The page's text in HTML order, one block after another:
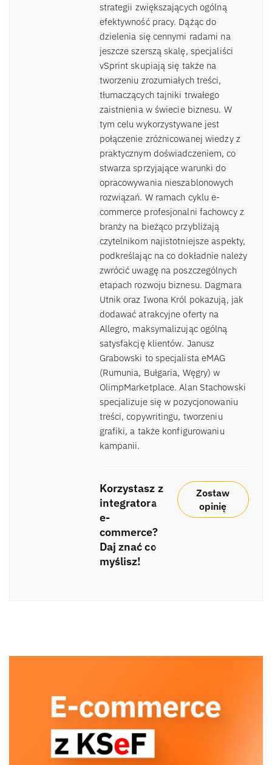
strategii zwiększających ogólną
efektywność pracy. Dążąc do
dzielenia się cennymi radami na
jeszcze szerszą skalę, specjaliści
vSprint skupiają się także na
tworzeniu zrozumiałych treści,
tłumaczących tajniki trwałego
zaistnienia w świecie biznesu. W
tym celu wykorzystywane jest
połączenie zróżnicowanej wiedzy z
praktycznym doświadczeniem, co
stwarza sprzyjające warunki do
opracowywania nieszablonowych
rozwiązań. W ramach cyklu e-
commerce profesjonalni fachowcy z
branży na bieżąco przybliżają
czytelnikom najistotniejsze aspekty,
podkreślając na co dokładnie należy
zwrócić uwagę na poszczególnych
etapach rozwoju biznesu. Dagmara
Utnik oraz Iwona Król pokazują, jak
dodawać atrakcyjne oferty na
Allegro, maksymalizując ogólną
satysfakcję klientów. Janusz
Grabowski to specjalista eMAG
(Rumunia, Bułgaria, Węgry) w
OlimpMarketplace. Alan Stachowski
specjalizuje się w pozycjonowaniu
treści, copywritingu, tworzeniu
grafiki, a także konfigurowaniu
kampanii.
Korzystasz z
integratora
e-
commerce?
Daj znać co
myślisz!
Zostaw
opinię